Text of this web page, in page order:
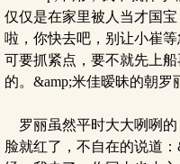
仅仅是在家里被人当才国
啦，你快去吧，别让小崔
可要抓紧点，要不就先上
的。&amp;米佳暧昧的朝罗
罗丽虽然平时大大咧咧的
脸就红了，不自在的说道